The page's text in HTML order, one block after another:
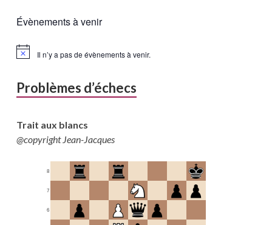
Évènements à venir
Il n’y a pas de évènements à venir.
Problèmes d’échecs
Trait aux blancs
@copyright Jean-Jacques
6
7
8